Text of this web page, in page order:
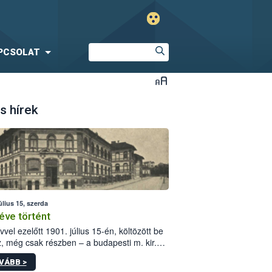
hírek
15, szerda
történt
ezelőtt 1901. július 15-én, költözött be
még csak részben – a budapesti m. kir.
állomás a Kis Rókus utca
alatti, Czigler Győző által tervezett új
>